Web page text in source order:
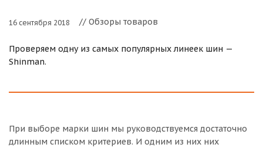
16 сентября 2018 // Обзоры товаров
Проверяем одну из самых популярных линеек шин —
Shinman.
При выборе марки шин мы руководствуемся достаточно
длинным списком критериев. И одним из них них